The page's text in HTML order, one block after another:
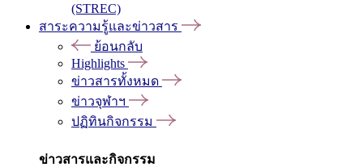
(STREC)
สาระความรู้และข่าวสาร
ย้อนกลับ
Highlights
ข่าวสารทั้งหมด
ข่าวจุฬาฯ
ปฏิทินกิจกรรม
ข่าวสารและกิจกรรม